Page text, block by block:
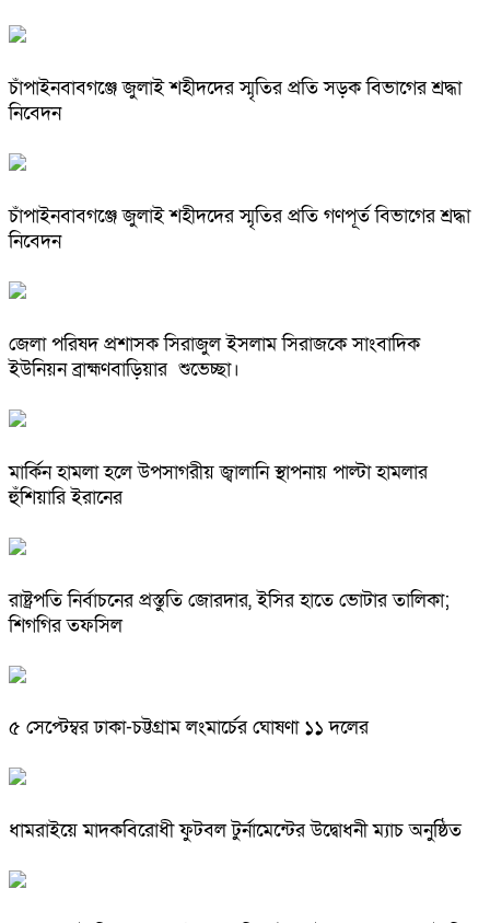
চাঁপাইনবাবগঞ্জে জুলাই শহীদদের স্মৃতির প্রতি সড়ক বিভাগের শ্রদ্ধা
নিবেদন
চাঁপাইনবাবগঞ্জে জুলাই শহীদদের স্মৃতির প্রতি গণপূর্ত বিভাগের শ্রদ্ধা
নিবেদন
জেলা পরিষদ প্রশাসক সিরাজুল ইসলাম সিরাজকে সাংবাদিক
ইউনিয়ন ব্রাহ্মণবাড়িয়ার শুভেচ্ছা।
মার্কিন হামলা হলে উপসাগরীয় জ্বালানি স্থাপনায় পাল্টা হামলার
হুঁশিয়ারি ইরানের
রাষ্ট্রপতি নির্বাচনের প্রস্তুতি জোরদার, ইসির হাতে ভোটার তালিকা;
শিগগির তফসিল
৫ সেপ্টেম্বর ঢাকা-চট্টগ্রাম লংমার্চের ঘোষণা ১১ দলের
ধামরাইয়ে মাদকবিরোধী ফুটবল টুর্নামেন্টের উদ্বোধনী ম্যাচ অনুষ্ঠিত